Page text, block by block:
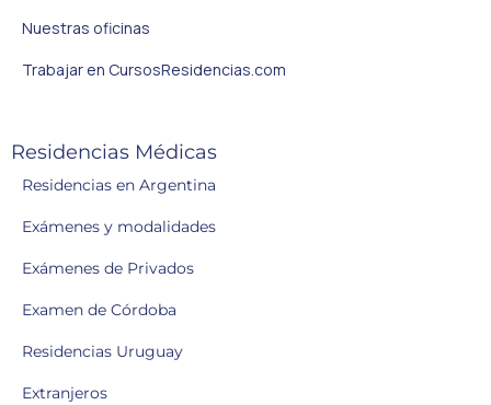
Nuestras oficinas
Trabajar en CursosResidencias.com
Residencias Médicas
Residencias en Argentina
Exámenes y modalidades
Exámenes de Privados
Examen de Córdoba
Residencias Uruguay
Extranjeros